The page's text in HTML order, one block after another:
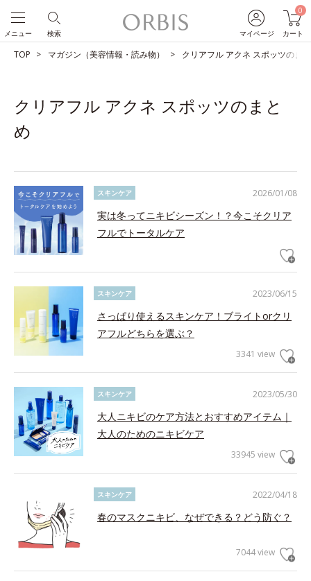
マイページ
0
カート
検索
メニュー
TOP マガジン（美容情報・読み物） クリアフル アクネ スポッツのま
クリアフル アクネ スポッツのまと
め
2026/01/08
スキンケア
実は冬ってニキビシーズン！？今こそクリア
フルでトータルケア
2023/06/15
スキンケア
さっぱり使えるスキンケア！ブライトorクリ
アフルどちらを選ぶ？
3341 view
2023/05/30
スキンケア
大人ニキビのケア方法とおすすめアイテム｜
大人のためのニキビケア
33945 view
2022/04/18
スキンケア
春のマスクニキビ、なぜできる？どう防ぐ？
7044 view